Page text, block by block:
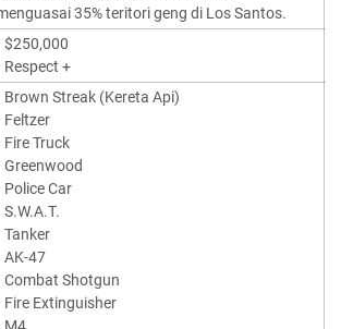
35% teritori geng di Los Santos.
$250,000
Respect +
Brown Streak (Kereta Api)
Feltzer
Fire Truck
Greenwood
Police Car
S.W.A.T.
Tanker
AK-47
Combat Shotgun
Fire Extinguisher
M4